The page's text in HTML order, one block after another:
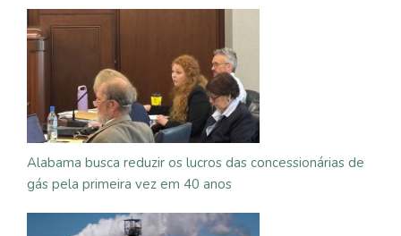
Alabama busca reduzir os lucros das concessionárias de
gás pela primeira vez em 40 anos